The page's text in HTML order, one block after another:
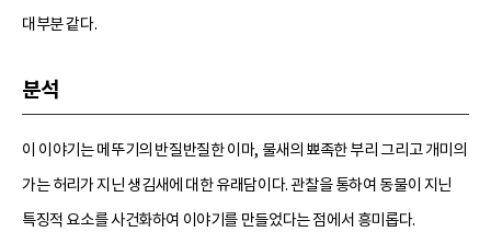
대부분 같다.
분석
이 이야기는 메뚜기의 반질반질한 이마, 물새의 뾰족한 부리 그리고 개미의
가는 허리가 지닌 생김새에 대한 유래담이다. 관찰을 통하여 동물이 지닌
특징적 요소를 사건화하여 이야기를 만들었다는 점에서 흥미롭다.